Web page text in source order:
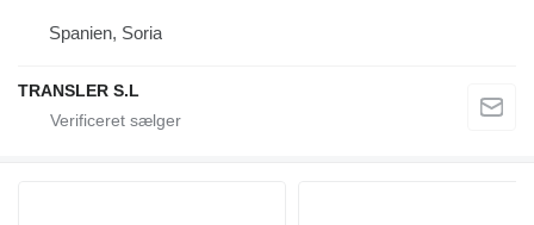
Spanien, Soria
TRANSLER S.L